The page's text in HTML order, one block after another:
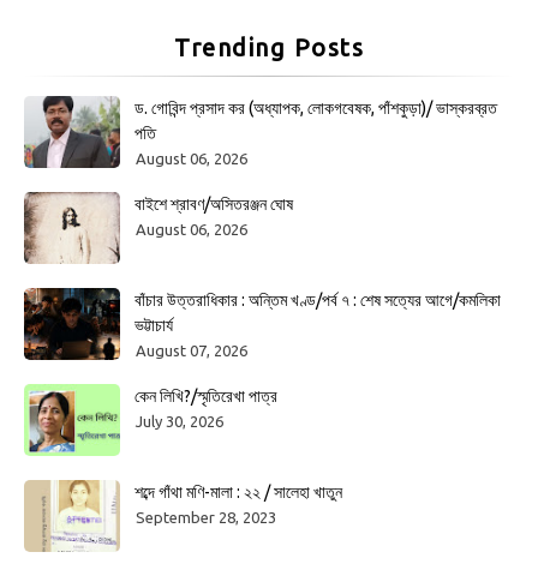
Trending Posts
ড. গোবিন্দ প্রসাদ কর (অধ্যাপক, লোকগবেষক, পাঁশকুড়া)/ ভাস্করব্রত
পতি
August 06, 2026
বাইশে শ্রাবণ/অসিতরঞ্জন ঘোষ
August 06, 2026
বাঁচার উত্তরাধিকার : অন্তিম খণ্ড/পর্ব ৭ : শেষ সত্যের আগে/কমলিকা
ভট্টাচার্য
August 07, 2026
কেন লিখি?/স্মৃতিরেখা পাত্র
July 30, 2026
শব্দে গাঁথা মণি-মালা : ২২ / সালেহা খাতুন
September 28, 2023